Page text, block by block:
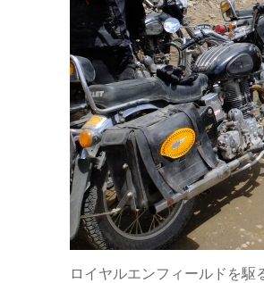
ロイヤルエンフィールドを駆